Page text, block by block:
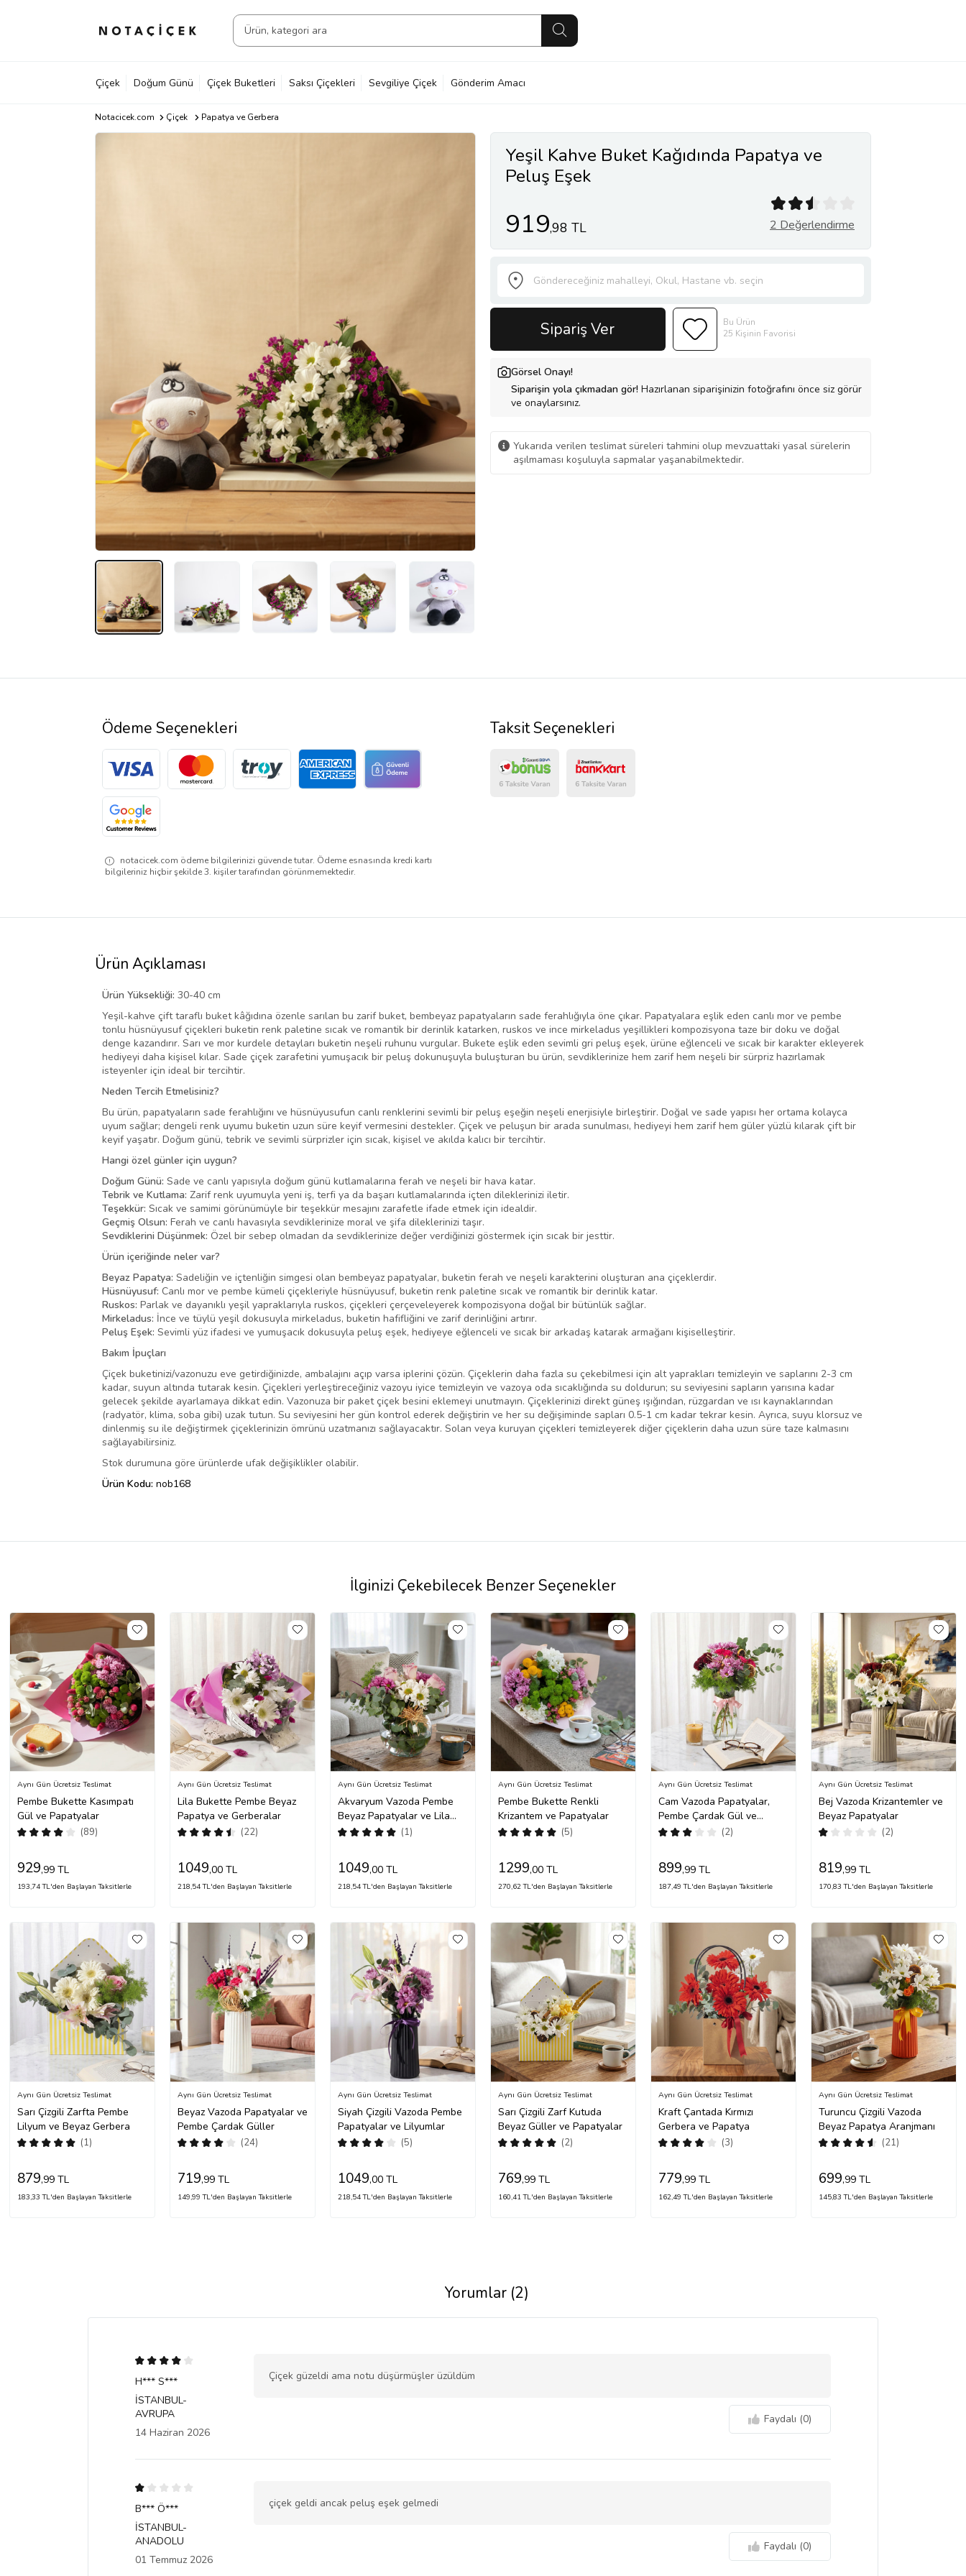
Çiçek Doğum Günü Çiçek Buketleri Saksı Çiçekleri Sevgiliye Çiçek Gönderim Amacı
Notacicek.com Çiçek Papatya ve Gerbera
Yeşil Kahve Buket Kağıdında Papatya ve
Peluş Eşek
919,98 TL 2 Değerlendirme
Sipariş Ver
Bu Ürün
25 Kişinin Favorisi
Görsel Onayı!
Siparişin yola çıkmadan gör! Hazırlanan siparişinizin fotoğrafını önce siz görür
ve onaylarsınız.
Yukarıda verilen teslimat süreleri tahmini olup mevzuattaki yasal sürelerin
aşılmaması koşuluyla sapmalar yaşanabilmektedir.
Ödeme Seçenekleri
notacicek.com ödeme bilgilerinizi güvende tutar. Ödeme esnasında kredi kartı
bilgileriniz hiçbir şekilde 3. kişiler tarafından görünmemektedir.
Taksit Seçenekleri
Ürün Açıklaması
Ürün Yüksekliği: 30-40 cm
Yeşil-kahve çift taraflı buket kâğıdına özenle sarılan bu zarif buket, bembeyaz papatyaların sade ferahlığıyla öne çıkar. Papatyalara eşlik eden canlı mor ve pembe
tonlu hüsnüyusuf çiçekleri buketin renk paletine sıcak ve romantik bir derinlik katarken, ruskos ve ince mirkeladus yeşillikleri kompozisyona taze bir doku ve doğal
denge kazandırır. Sarı ve mor kurdele detayları buketin neşeli ruhunu vurgular. Bukete eşlik eden sevimli gri peluş eşek, ürüne eğlenceli ve sıcak bir karakter ekleyerek
hediyeyi daha kişisel kılar. Sade çiçek zarafetini yumuşacık bir peluş dokunuşuyla buluşturan bu ürün, sevdiklerinize hem zarif hem neşeli bir sürpriz hazırlamak
isteyenler için ideal bir tercihtir.
Neden Tercih Etmelisiniz?
Bu ürün, papatyaların sade ferahlığını ve hüsnüyusufun canlı renklerini sevimli bir peluş eşeğin neşeli enerjisiyle birleştirir. Doğal ve sade yapısı her ortama kolayca
uyum sağlar; dengeli renk uyumu buketin uzun süre keyif vermesini destekler. Çiçek ve peluşun bir arada sunulması, hediyeyi hem zarif hem güler yüzlü kılarak çift bir
keyif yaşatır. Doğum günü, tebrik ve sevimli sürprizler için sıcak, kişisel ve akılda kalıcı bir tercihtir.
Hangi özel günler için uygun?
Doğum Günü: Sade ve canlı yapısıyla doğum günü kutlamalarına ferah ve neşeli bir hava katar.
Tebrik ve Kutlama: Zarif renk uyumuyla yeni iş, terfi ya da başarı kutlamalarında içten dileklerinizi iletir.
Teşekkür: Sıcak ve samimi görünümüyle bir teşekkür mesajını zarafetle ifade etmek için idealdir.
Geçmiş Olsun: Ferah ve canlı havasıyla sevdiklerinize moral ve şifa dileklerinizi taşır.
Sevdiklerini Düşünmek: Özel bir sebep olmadan da sevdiklerinize değer verdiğinizi göstermek için sıcak bir jesttir.
Ürün içeriğinde neler var?
Beyaz Papatya: Sadeliğin ve içtenliğin simgesi olan bembeyaz papatyalar, buketin ferah ve neşeli karakterini oluşturan ana çiçeklerdir.
Hüsnüyusuf: Canlı mor ve pembe kümeli çiçekleriyle hüsnüyusuf, buketin renk paletine sıcak ve romantik bir derinlik katar.
Ruskos: Parlak ve dayanıklı yeşil yapraklarıyla ruskos, çiçekleri çerçeveleyerek kompozisyona doğal bir bütünlük sağlar.
Mirkeladus: İnce ve tüylü yeşil dokusuyla mirkeladus, buketin hafifliğini ve zarif derinliğini artırır.
Peluş Eşek: Sevimli yüz ifadesi ve yumuşacık dokusuyla peluş eşek, hediyeye eğlenceli ve sıcak bir arkadaş katarak armağanı kişiselleştirir.
Bakım İpuçları
Çiçek buketinizi/vazonuzu eve getirdiğinizde, ambalajını açıp varsa iplerini çözün. Çiçeklerin daha fazla su çekebilmesi için alt yaprakları temizleyin ve saplarını 2-3 cm
kadar, suyun altında tutarak kesin. Çiçekleri yerleştireceğiniz vazoyu iyice temizleyin ve vazoya oda sıcaklığında su doldurun; su seviyesini sapların yarısına kadar
gelecek şekilde ayarlamaya dikkat edin. Vazonuza bir paket çiçek besini eklemeyi unutmayın. Çiçeklerinizi direkt güneş ışığından, rüzgardan ve ısı kaynaklarından
(radyatör, klima, soba gibi) uzak tutun. Su seviyesini her gün kontrol ederek değiştirin ve her su değişiminde sapları 0.5-1 cm kadar tekrar kesin. Ayrıca, suyu klorsuz ve
dinlenmiş su ile değiştirmek çiçeklerinizin ömrünü uzatmanızı sağlayacaktır. Solan veya kuruyan çiçekleri temizleyerek diğer çiçeklerin daha uzun süre taze kalmasını
sağlayabilirsiniz.
Stok durumuna göre ürünlerde ufak değişiklikler olabilir.
Ürün Kodu: nob168
İlginizi Çekebilecek Benzer Seçenekler
Pembe Bukette Kasımpatı
Gül ve Papatyalar
(89)
Aynı Gün Ücretsiz Teslimat
929,99 TL
193,74 TL'den Başlayan Taksitlerle
Lila Bukette Pembe Beyaz
Papatya ve Gerberalar
(22)
Aynı Gün Ücretsiz Teslimat
1049,00 TL
218,54 TL'den Başlayan Taksitlerle
Akvaryum Vazoda Pembe
Beyaz Papatyalar ve Lila
Güller
(1)
Aynı Gün Ücretsiz Teslimat
1049,00 TL
218,54 TL'den Başlayan Taksitlerle
Pembe Bukette Renkli
Krizantem ve Papatyalar
(5)
Aynı Gün Ücretsiz Teslimat
1299,00 TL
270,62 TL'den Başlayan Taksitlerle
Cam Vazoda Papatyalar,
Pembe Çardak Gül ve
Krizantem
(2)
Aynı Gün Ücretsiz Teslimat
899,99 TL
187,49 TL'den Başlayan Taksitlerle
Bej Vazoda Krizantemler ve
Beyaz Papatyalar
(2)
Aynı Gün Ücretsiz Teslimat
819,99 TL
170,83 TL'den Başlayan Taksitlerle
Sarı Çizgili Zarfta Pembe
Lilyum ve Beyaz Gerbera
(1)
Aynı Gün Ücretsiz Teslimat
879,99 TL
183,33 TL'den Başlayan Taksitlerle
Beyaz Vazoda Papatyalar ve
Pembe Çardak Güller
(24)
Aynı Gün Ücretsiz Teslimat
719,99 TL
149,99 TL'den Başlayan Taksitlerle
Siyah Çizgili Vazoda Pembe
Papatyalar ve Lilyumlar
(5)
Aynı Gün Ücretsiz Teslimat
1049,00 TL
218,54 TL'den Başlayan Taksitlerle
Sarı Çizgili Zarf Kutuda
Beyaz Güller ve Papatyalar
(2)
Aynı Gün Ücretsiz Teslimat
769,99 TL
160,41 TL'den Başlayan Taksitlerle
Kraft Çantada Kırmızı
Gerbera ve Papatya
(3)
Aynı Gün Ücretsiz Teslimat
779,99 TL
162,49 TL'den Başlayan Taksitlerle
Turuncu Çizgili Vazoda
Beyaz Papatya Aranjmanı
(21)
Aynı Gün Ücretsiz Teslimat
699,99 TL
145,83 TL'den Başlayan Taksitlerle
Yorumlar (2)
H*** S***
İSTANBUL-
AVRUPA
14 Haziran 2026
Çiçek güzeldi ama notu düşürmüşler üzüldüm
Faydalı (0)
B*** Ö***
İSTANBUL-
ANADOLU
01 Temmuz 2026
çiçek geldi ancak peluş eşek gelmedi
Faydalı (0)